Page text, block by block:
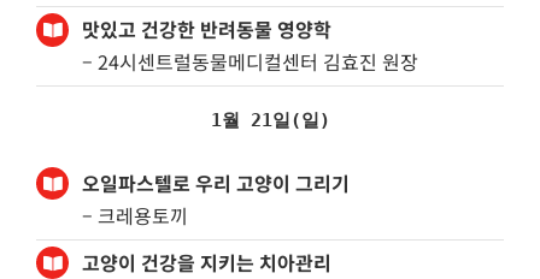
맛있고 건강한 반려동물 영양학
– 24시센트럴동물메디컬센터 김효진 원장
1월 21일(일)
오일파스텔로 우리 고양이 그리기
– 크레용토끼
고양이 건강을 지키는 치아관리